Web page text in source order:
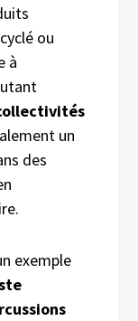
ou
à
un
des
exemple